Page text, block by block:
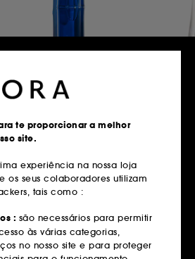
Aromas marinhos
amadeirados
inspirados na
intensidade do
serenidade da brisa
do mar.
DESCOBRIR
Kenzo.
te proporcionar a melhor
site.
experiência na nossa loja
e os seus colaboradores utilizam
tais como :
: são necessários para permitir
às várias categorias,
no nosso site e para proteger